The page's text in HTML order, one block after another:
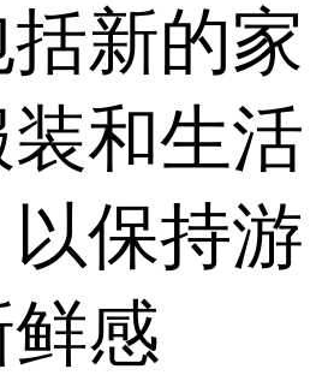
新的家
和生活
保持游
感